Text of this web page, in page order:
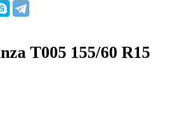
T005 155/60 R15